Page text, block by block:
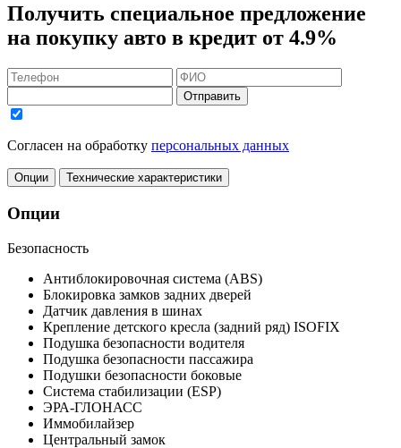
Получить специальное предложение
на покупку авто в кредит от 4.9%
Отправить
Согласен на обработку персональных данных
Опции Технические характеристики
Опции
Безопасность
Антиблокировочная система (ABS)
Блокировка замков задних дверей
Датчик давления в шинах
Крепление детского кресла (задний ряд) ISOFIX
Подушка безопасности водителя
Подушка безопасности пассажира
Подушки безопасности боковые
Система стабилизации (ESP)
ЭРА-ГЛОНАСС
Иммобилайзер
Центральный замок